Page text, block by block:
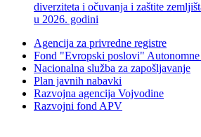
diverziteta i očuvanja i zaštite
u 2026. godini
Agencija za privredne registre
Fond "Evropski poslovi"
Nacionalna služba za zapošljavanje
Plan javnih nabavki
Razvojna agencija Vojvodine
Razvojni fond APV